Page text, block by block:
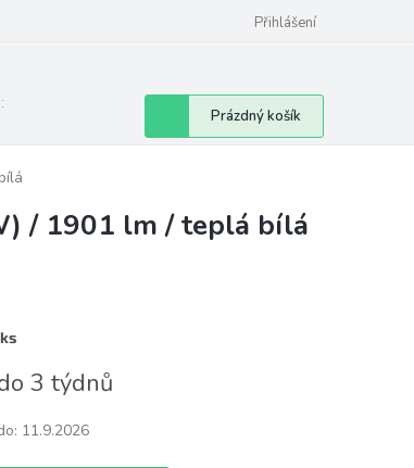
Přihlášení
Nákupní
košík
Prázdný košík
/ 1901 lm / teplá bílá
3 týdnů
11.9.2026